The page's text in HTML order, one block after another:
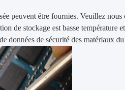
peuvent être fournies. Veuillez
de stockage est basse température
données de sécurité des matériaux